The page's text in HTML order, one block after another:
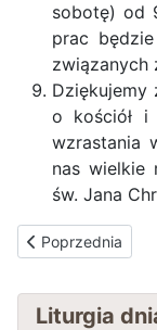
Liturgia
sobotę) od
prac
związanych
o kościół i
wzrastania
nas wielkie
św. Jana
Poprzednia
Poprzednia